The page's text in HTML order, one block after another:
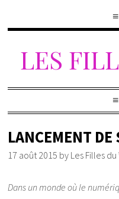
LES
LANCEMENT DE
17 août 2015 by Les Filles du
Dans un monde où le